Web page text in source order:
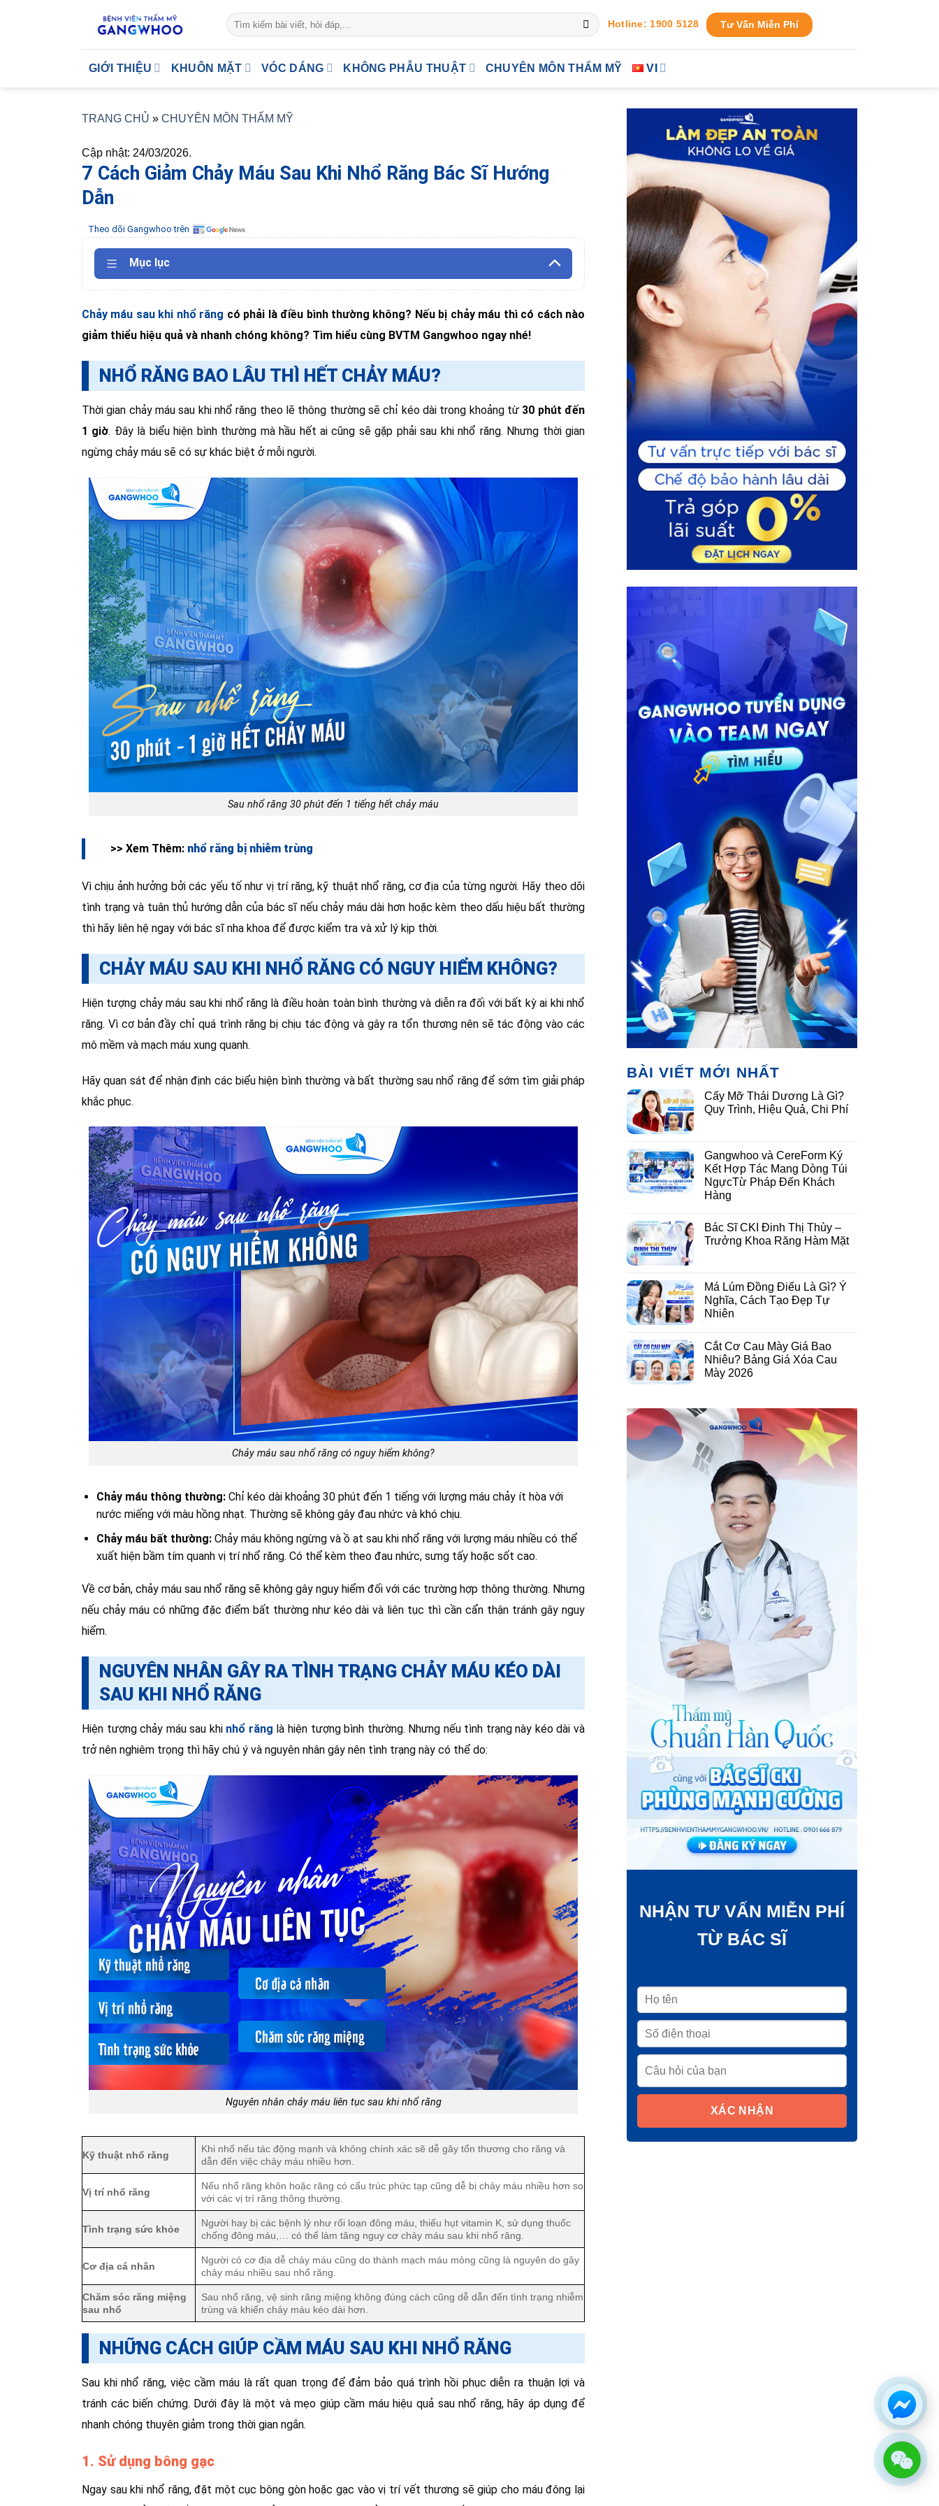
Hotline: 1900 5128 Tư Vấn Miễn Phí
GIỚI THIỆU KHUÔN MẶT VÓC DÁNG KHÔNG PHẪU THUẬT CHUYÊN MÔN THẨM MỸ VI
TRANG CHỦ » CHUYÊN MÔN THẨM MỸ
Cập nhật: 24/03/2026.
7 Cách Giảm Chảy Máu Sau Khi Nhổ Răng Bác Sĩ Hướng
Dẫn
Theo dõi Gangwhoo trên
Mục lục
Chảy máu sau khi nhổ răng có phải là điều bình thường không? Nếu bị chảy máu thì có cách nào
giảm thiểu hiệu quả và nhanh chóng không? Tìm hiểu cùng BVTM Gangwhoo ngay nhé!
NHỔ RĂNG BAO LÂU THÌ HẾT CHẢY MÁU?
Thời gian chảy máu sau khi nhổ răng theo lẽ thông thường sẽ chỉ kéo dài trong khoảng từ 30 phút đến
1 giờ. Đây là biểu hiện bình thường mà hầu hết ai cũng sẽ gặp phải sau khi nhổ răng. Nhưng thời gian
ngừng chảy máu sẽ có sự khác biệt ở mỗi người.
Sau nhổ răng 30 phút đến 1 tiếng hết chảy máu
>> Xem Thêm: nhổ răng bị nhiễm trùng
Vì chịu ảnh hưởng bởi các yếu tố như vị trí răng, kỹ thuật nhổ răng, cơ địa của từng người. Hãy theo dõi
tình trạng và tuân thủ hướng dẫn của bác sĩ nếu chảy máu dài hơn hoặc kèm theo dấu hiệu bất thường
thì hãy liên hệ ngay với bác sĩ nha khoa để được kiểm tra và xử lý kịp thời.
CHẢY MÁU SAU KHI NHỔ RĂNG CÓ NGUY HIỂM KHÔNG?
Hiện tượng chảy máu sau khi nhổ răng là điều hoàn toàn bình thường và diễn ra đối với bất kỳ ai khi nhổ
răng. Vì cơ bản đầy chỉ quá trình răng bị chịu tác động và gây ra tổn thương nên sẽ tác động vào các
mô mềm và mạch máu xung quanh.
Hãy quan sát để nhận định các biểu hiện bình thường và bất thường sau nhổ răng để sớm tìm giải pháp
khắc phục.
Chảy máu sau nhổ răng có nguy hiểm không?
Chảy máu thông thường: Chỉ kéo dài khoảng 30 phút đến 1 tiếng với lượng máu chảy ít hòa với
nước miếng với màu hồng nhạt. Thường sẽ không gây đau nhức và khó chịu.
Chảy máu bất thường: Chảy máu không ngừng và ồ ạt sau khi nhổ răng với lượng máu nhiều có thể
xuất hiện bầm tím quanh vị trí nhổ răng. Có thể kèm theo đau nhức, sưng tấy hoặc sốt cao.
Về cơ bản, chảy máu sau nhổ răng sẽ không gây nguy hiểm đối với các trường hợp thông thường. Nhưng
nếu chảy máu có những đặc điểm bất thường như kéo dài và liên tục thì cần cẩn thận tránh gây nguy
hiểm.
NGUYÊN NHÂN GÂY RA TÌNH TRẠNG CHẢY MÁU KÉO DÀI
SAU KHI NHỔ RĂNG
Hiện tượng chảy máu sau khi nhổ răng là hiện tượng bình thường. Nhưng nếu tình trạng này kéo dài và
trở nên nghiêm trọng thì hãy chú ý và nguyên nhân gây nên tình trạng này có thể do:
Nguyên nhân chảy máu liên tục sau khi nhổ răng
Kỹ thuật nhổ răng
Khi nhổ nếu tác động mạnh và không chính xác sẽ dễ gây tổn thương cho răng và
dẫn đến việc chảy máu nhiều hơn.
Vị trí nhổ răng
Nếu nhổ răng khôn hoặc răng có cấu trúc phức tạp cũng dễ bị chảy máu nhiều hơn so
với các vị trí răng thông thường.
Tình trạng sức khỏe
Người hay bị các bệnh lý như rối loạn đông máu, thiếu hụt vitamin K, sử dụng thuốc
chống đông máu,… có thể làm tăng nguy cơ chảy máu sau khi nhổ răng.
Cơ địa cá nhân
Người có cơ địa dễ chảy máu cũng do thành mạch máu mỏng cũng là nguyên do gây
chảy máu nhiều sau nhổ răng.
Chăm sóc răng miệng
sau nhổ
Sau nhổ răng, vệ sinh răng miệng không đúng cách cũng dễ dẫn đến tình trạng nhiễm
trùng và khiến chảy máu kéo dài hơn.
NHỮNG CÁCH GIÚP CẦM MÁU SAU KHI NHỔ RĂNG
Sau khi nhổ răng, việc cầm máu là rất quan trọng để đảm bảo quá trình hồi phục diễn ra thuận lợi và
tránh các biến chứng. Dưới đây là một và mẹo giúp cầm máu hiệu quả sau nhổ răng, hãy áp dụng để
nhanh chóng thuyên giảm trong thời gian ngắn.
1. Sử dụng bông gạc
Ngay sau khi nhổ răng, đặt một cục bông gòn hoặc gạc vào vị trí vết thương sẽ giúp cho máu đông lại
BÀI VIẾT MỚI NHẤT
Cấy Mỡ Thái Dương Là Gì?
Quy Trình, Hiệu Quả, Chi Phí
Gangwhoo và CereForm Ký
Kết Hợp Tác Mang Dòng Túi
NgựcTừ Pháp Đến Khách
Hàng
Bác Sĩ CKI Đinh Thị Thùy –
Trưởng Khoa Răng Hàm Mặt
Má Lúm Đồng Điếu Là Gì? Ý
Nghĩa, Cách Tạo Đẹp Tự
Nhiên
Cắt Cơ Cau Mày Giá Bao
Nhiêu? Bảng Giá Xóa Cau
Mày 2026
NHẬN TƯ VẤN MIỄN PHÍ
TỪ BÁC SĨ
XÁC NHẬN